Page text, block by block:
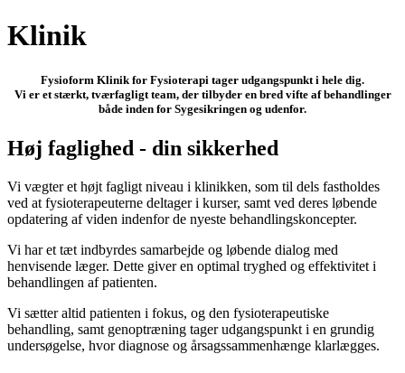
Klinik
Fysioform Klinik for Fysioterapi tager udgangspunkt i hele dig.
Vi er et stærkt, tværfagligt team, der tilbyder en bred vifte af behandlinger
både inden for Sygesikringen og udenfor.
Høj faglighed - din sikkerhed
Vi vægter et højt fagligt niveau i klinikken, som til dels fastholdes
ved at fysioterapeuterne deltager i kurser, samt ved deres løbende
opdatering af viden indenfor de nyeste behandlingskoncepter.
Vi har et tæt indbyrdes samarbejde og løbende dialog med
henvisende læger. Dette giver en optimal tryghed og effektivitet i
behandlingen af patienten.
Vi sætter altid patienten i fokus, og den fysioterapeutiske
behandling, samt genoptræning tager udgangspunkt i en grundig
undersøgelse, hvor diagnose og årsagssammenhænge klarlægges.